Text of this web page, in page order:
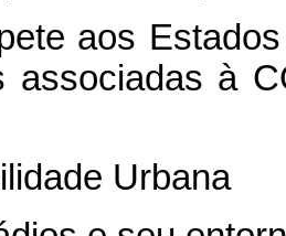
aos Estados
associadas à
Urbana